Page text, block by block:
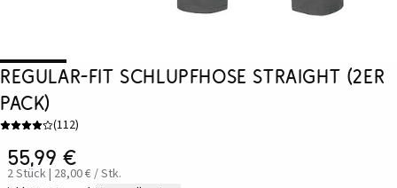
Regular-Fit Schlupfhose Straight (2er
Pack)
(112)
55,99 €
2 Stück | 28,00 € / Stk.